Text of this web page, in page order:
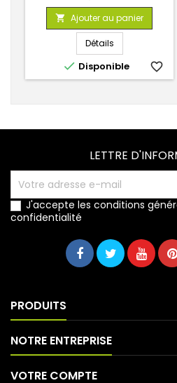
 Ajouter au panier
Détails
 Disponible favorite_border
LETTRE
J'accepte les conditions
confidentialité
PRODUITS
NOTRE ENTREPRISE
VOTRE COMPTE